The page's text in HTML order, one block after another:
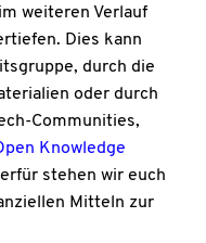
weiteren Verlauf
Dies kann
durch die
oder durch
Communities,
Knowledge
stehen wir euch
Mitteln zur